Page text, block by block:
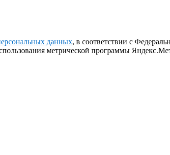
данных, в соответствии с
метрической программы